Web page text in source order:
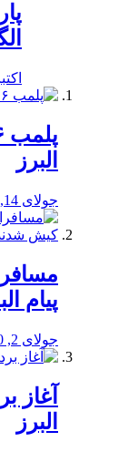
اکتبر 22,
البرز
جولای 14, 2020
پیام
جولای 2, 2020
آغاز
البرز